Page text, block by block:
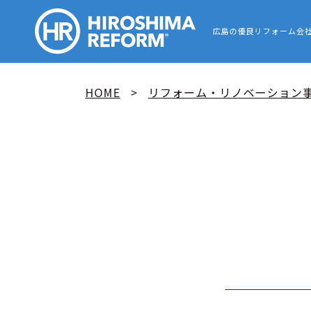
広島の優良リフォーム会
HOME リフォーム・リノベーション